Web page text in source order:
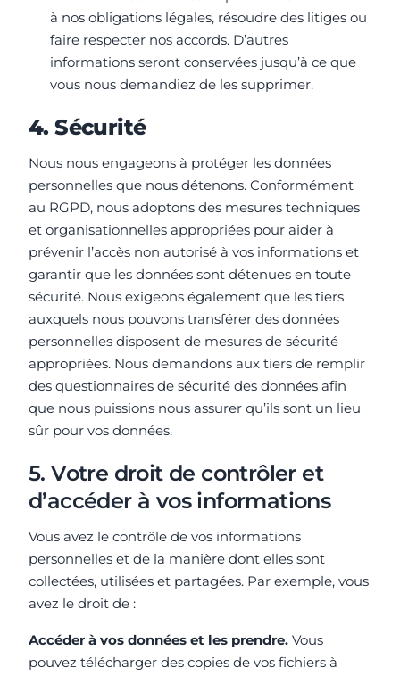
à nos obligations légales, résoudre des litiges ou
faire respecter nos accords. D’autres
informations seront conservées jusqu’à ce que
vous nous demandiez de les supprimer.
4. Sécurité
Nous nous engageons à protéger les données
personnelles que nous détenons. Conformément
au RGPD, nous adoptons des mesures techniques
et organisationnelles appropriées pour aider à
prévenir l’accès non autorisé à vos informations et
garantir que les données sont détenues en toute
sécurité. Nous exigeons également que les tiers
auxquels nous pouvons transférer des données
personnelles disposent de mesures de sécurité
appropriées. Nous demandons aux tiers de remplir
des questionnaires de sécurité des données afin
que nous puissions nous assurer qu’ils sont un lieu
sûr pour vos données.
5. Votre droit de contrôler et
d’accéder à vos informations
Vous avez le contrôle de vos informations
personnelles et de la manière dont elles sont
collectées, utilisées et partagées. Par exemple, vous
avez le droit de :
Accéder à vos données et les prendre. Vous
pouvez télécharger des copies de vos fichiers à